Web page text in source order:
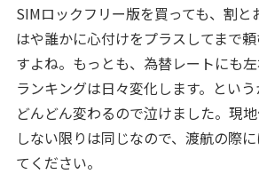
SIMロックフリー版を買っても、割と
はや誰かに心付けをプラスしてまで
すよね。もっとも、為替レートにも左
ランキングは日々変化します。とい
どんどん変わるので泣けました。現
しない限りは同じなので、渡航の際
てください。